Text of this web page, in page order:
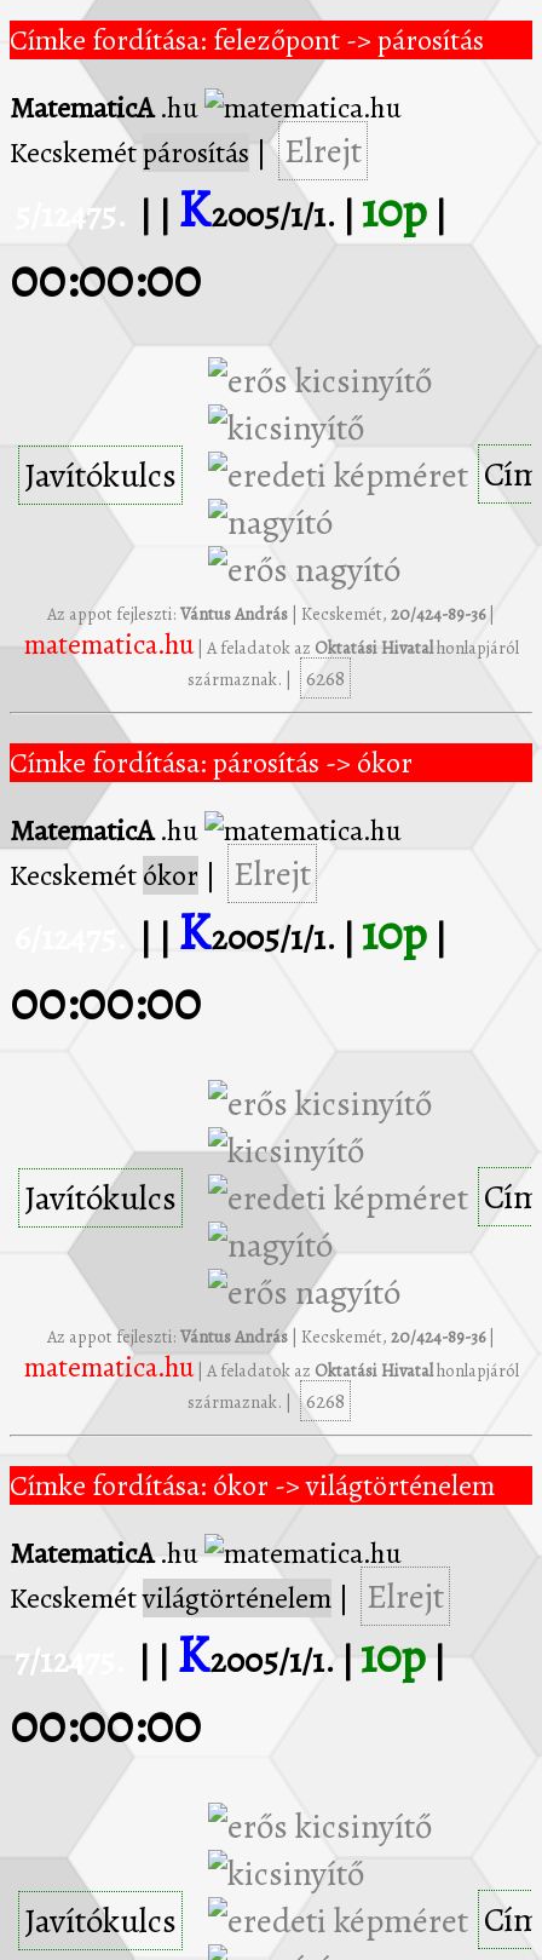
Címke fordítása: felezőpont -> párosítás
MatematicA.hu
Kecskemétpárosítás | Elrejt
5/12475.
K2005/1/1. | 10p
00:00:00
Javítókulcs
Az appot fejleszti: Vántus András | Kecskemét, 20/424-89-36|
matematica.hu| A feladatok az Oktatási Hivatalhonlapjáról
származnak. |
6268
Címke fordítása: párosítás -> ókor
MatematicA.hu
Kecskemétókor
Elrejt
K2005/1/1. | 10p
00:00:00
Javítókulcs
Az appot fejleszti: Vántus András | Kecskemét, 20/424-89-36|
matematica.hu| A feladatok az Oktatási Hivatalhonlapjáról
származnak. |
6268
Címke fordítása: ókor -> világtörténelem
MatematicA.hu
Kecskemétvilágtörténelem
Elrejt
7/12475.
K2005/1/1. | 10p
00:00:00
Javítókulcs